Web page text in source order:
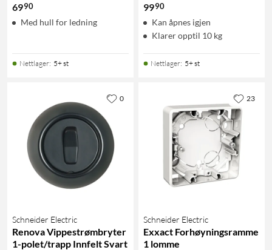
6990
Med hull for ledning
Nettlager: 5+ st
9990
Kan åpnes igjen
Klarer opptil 10 kg
Nettlager: 5+ st
Schneider Electric
Renova Vippestrømbryter
1-polet/trapp Innfelt Svart
0
Schneider Electric
Exxact Forhøyningsramme
1 lomme
23